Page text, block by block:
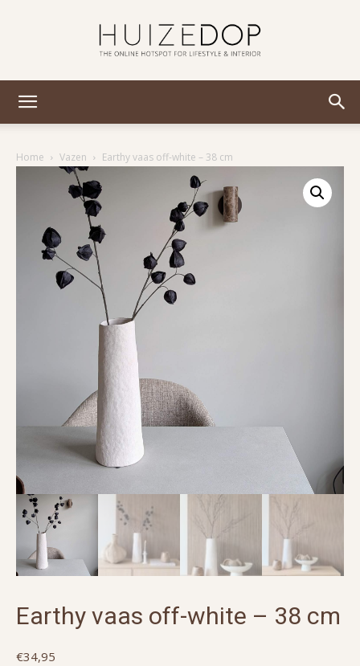
Home Vazen Earthy vaas off-white – 38 cm
Earthy vaas off-white – 38 cm
€34,95